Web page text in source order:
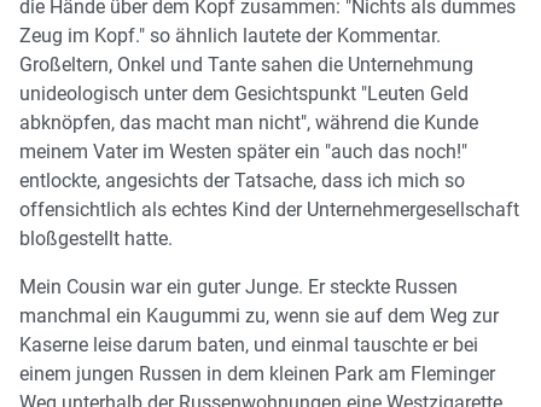
die Hände über dem Kopf zusammen: "Nichts als dummes
Zeug im Kopf." so ähnlich lautete der Kommentar.
Großeltern, Onkel und Tante sahen die Unternehmung
unideologisch unter dem Gesichtspunkt "Leuten Geld
abknöpfen, das macht man nicht", während die Kunde
meinem Vater im Westen später ein "auch das noch!"
entlockte, angesichts der Tatsache, dass ich mich so
offensichtlich als echtes Kind der Unternehmergesellschaft
bloßgestellt hatte.
Mein Cousin war ein guter Junge. Er steckte Russen
manchmal ein Kaugummi zu, wenn sie auf dem Weg zur
Kaserne leise darum baten, und einmal tauschte er bei
einem jungen Russen in dem kleinen Park am Fleminger